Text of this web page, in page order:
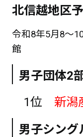
北信越地区
令和8年5月8〜
館
男子団体2
1位 新潟
男子シング